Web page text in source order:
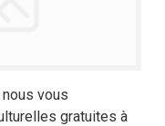
nous vous
gratuites à